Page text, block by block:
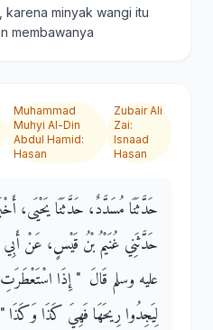
karena minyak wangi itu
membawanya
Muhammad
Muhyi Al-Din
Abdul Hamid:
Hasan
Zubair Ali
Zai:
Isnaad
Hasan
حَدَّثَنَا مُسَدَّدٌ، حَدَّثَنَا يَحْيَى،
حَدَّثَنِي غُنَيْمُ بْنُ قَيْسٍ، عَنْ أَبِي
عليه وسلم قَالَ ‏ "‏ إِذَا
لِيَجِدُوا رِيحَهَا فَهِيَ كَذَا وَكَذَا